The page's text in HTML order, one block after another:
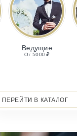
Ведущие
От 5000 ₽
ПЕРЕЙТИ В КАТАЛОГ